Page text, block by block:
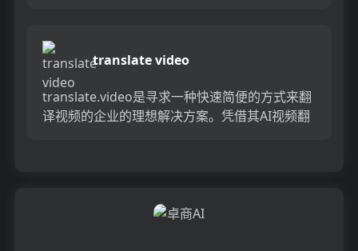
translate video
translate.video是寻求一种快速简便的方式来翻
译视频的企业的理想解决方案。凭借其AI视频翻